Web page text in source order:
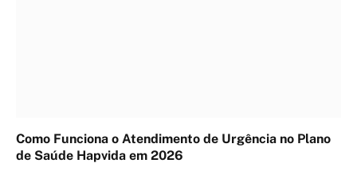
Como Funciona o Atendimento de Urgência no Plano
de Saúde Hapvida em 2026